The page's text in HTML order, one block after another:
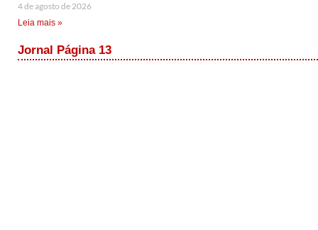
4 de agosto de 2026
Leia mais »
Jornal Página 13